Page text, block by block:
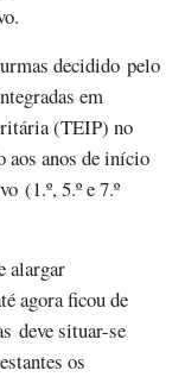
decidido pelo
em
(TEIP) no
aos anos de início
(1.º, 5.º e 7.º
alargar
agora ficou de
deve situar-se
os